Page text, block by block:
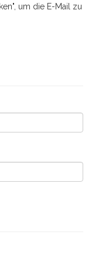
um die E-Mail zu